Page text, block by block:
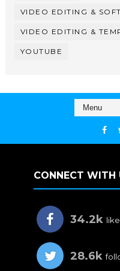
VIDEO EDITING &
VIDEO EDITING &
YOUTUBE
CONNECT WITH
34.2k
28.6k